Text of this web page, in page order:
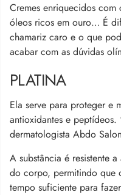
Cremes enriquecidos
óleos ricos em ouro… É
chamariz caro e o que
acabar com as dúvidas
PLATINA
Ela serve para proteger e
antioxidantes e
dermatologista Abdo
A substância é resistente
do corpo, permitindo que
tempo suficiente para